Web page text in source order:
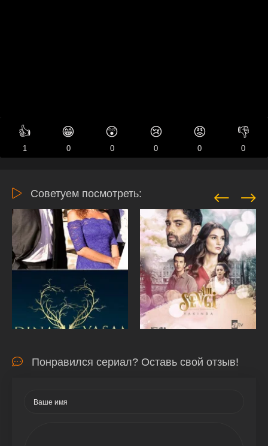
👍
1
😁
0
😲
0
😢
0
😡
0
👎
0
Советуем посмотреть:
Понравился сериал? Оставь свой отзыв!